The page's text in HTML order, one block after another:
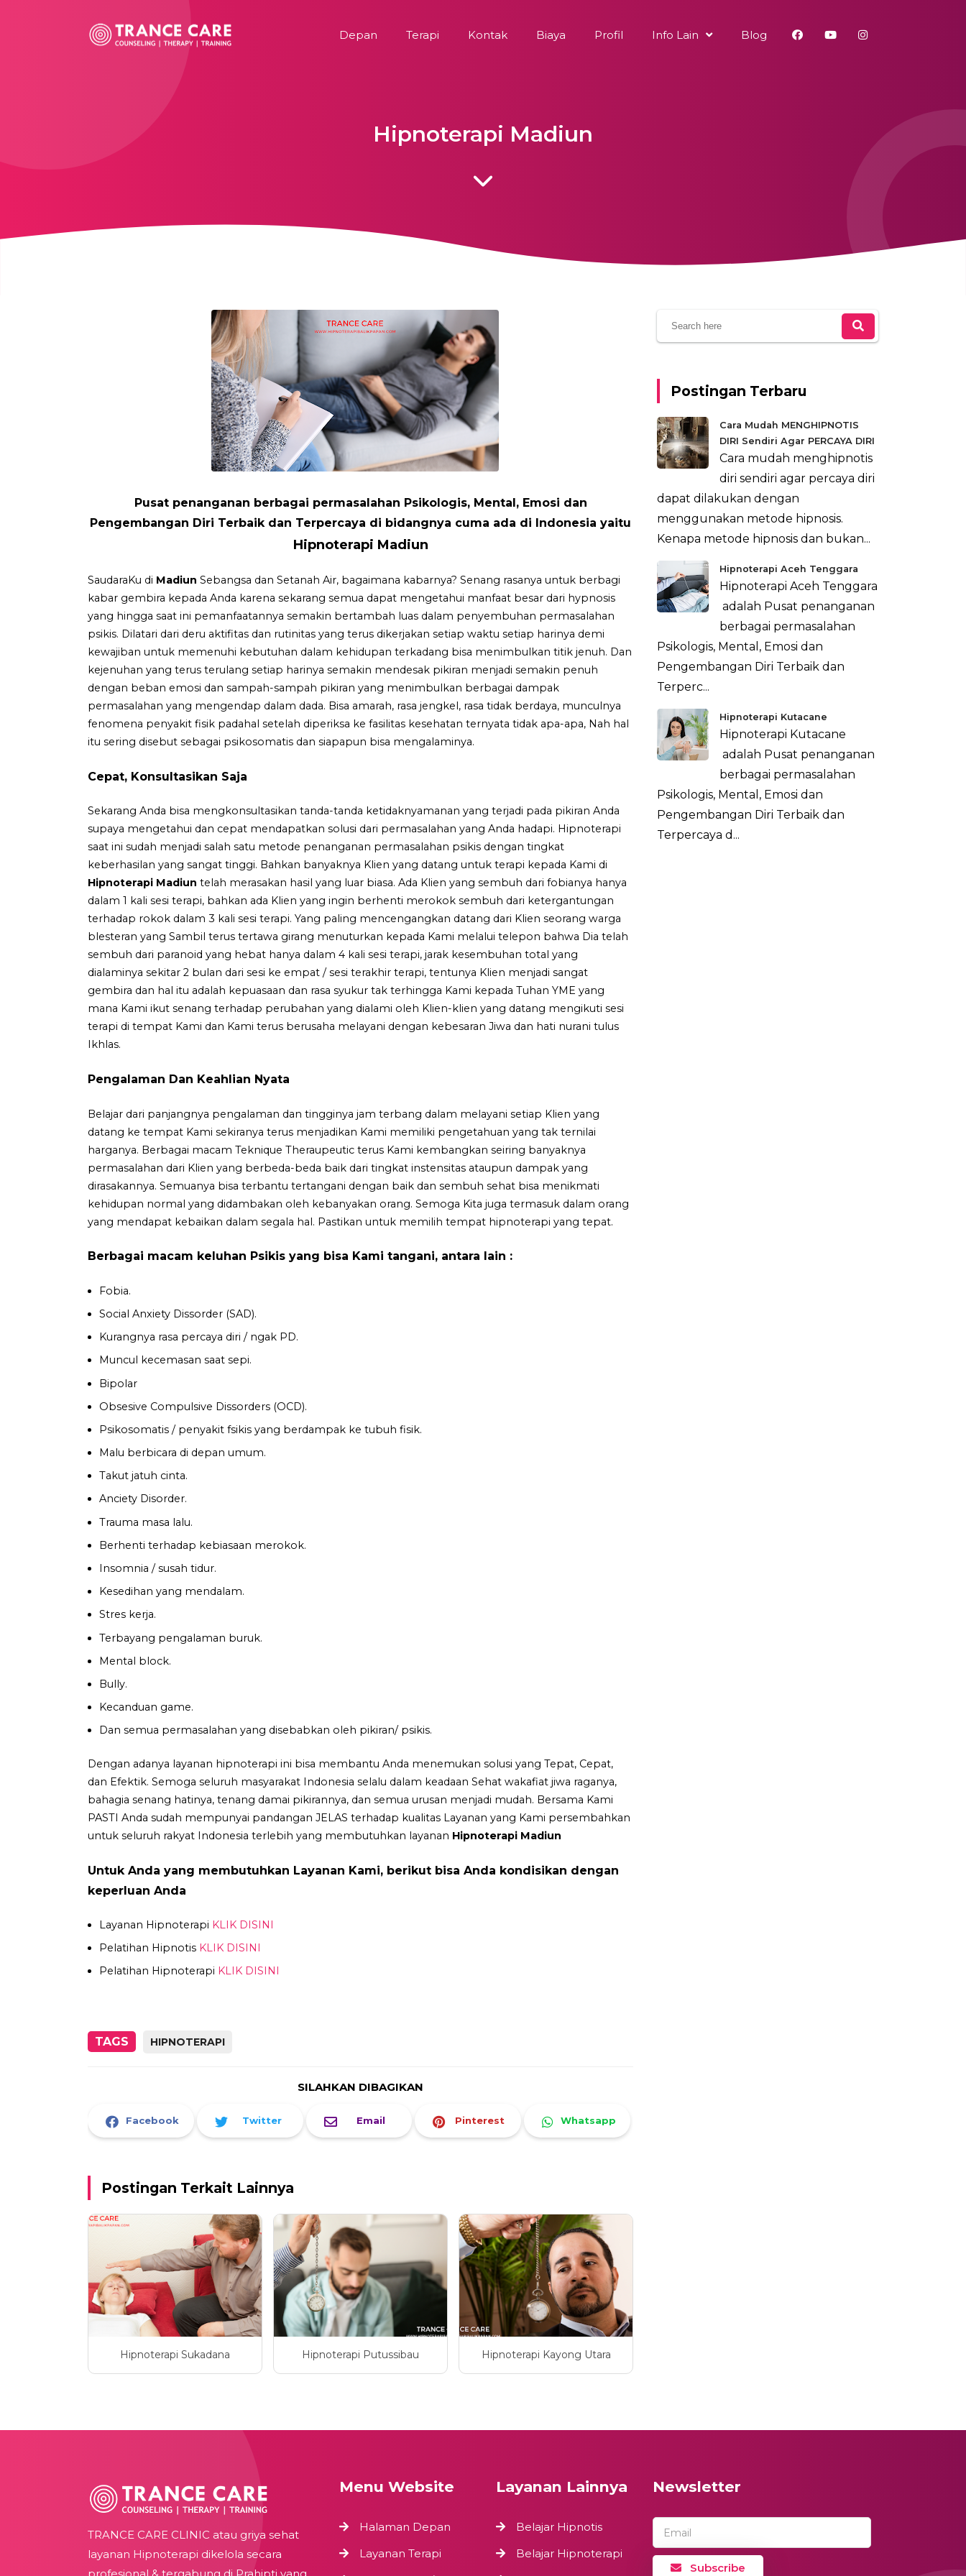
Depan Terapi Kontak Biaya Profil Info Lain Blog
Hipnoterapi Madiun
Pusat penanganan berbagai permasalahan Psikologis, Mental, Emosi dan
Pengembangan Diri Terbaik dan Terpercaya di bidangnya cuma ada di Indonesia yaitu
Hipnoterapi Madiun
SaudaraKu di Madiun Sebangsa dan Setanah Air, bagaimana kabarnya? Senang rasanya untuk berbagi
kabar gembira kepada Anda karena sekarang semua dapat mengetahui manfaat besar dari hypnosis
yang hingga saat ini pemanfaatannya semakin bertambah luas dalam penyembuhan permasalahan
psikis. Dilatari dari deru aktifitas dan rutinitas yang terus dikerjakan setiap waktu setiap harinya demi
kewajiban untuk memenuhi kebutuhan dalam kehidupan terkadang bisa menimbulkan titik jenuh. Dan
kejenuhan yang terus terulang setiap harinya semakin mendesak pikiran menjadi semakin penuh
dengan beban emosi dan sampah-sampah pikiran yang menimbulkan berbagai dampak
permasalahan yang mengendap dalam dada. Bisa amarah, rasa jengkel, rasa tidak berdaya, munculnya
fenomena penyakit fisik padahal setelah diperiksa ke fasilitas kesehatan ternyata tidak apa-apa, Nah hal
itu sering disebut sebagai psikosomatis dan siapapun bisa mengalaminya.
Cepat, Konsultasikan Saja
Sekarang Anda bisa mengkonsultasikan tanda-tanda ketidaknyamanan yang terjadi pada pikiran Anda
supaya mengetahui dan cepat mendapatkan solusi dari permasalahan yang Anda hadapi. Hipnoterapi
saat ini sudah menjadi salah satu metode penanganan permasalahan psikis dengan tingkat
keberhasilan yang sangat tinggi. Bahkan banyaknya Klien yang datang untuk terapi kepada Kami di
Hipnoterapi Madiun telah merasakan hasil yang luar biasa. Ada Klien yang sembuh dari fobianya hanya
dalam 1 kali sesi terapi, bahkan ada Klien yang ingin berhenti merokok sembuh dari ketergantungan
terhadap rokok dalam 3 kali sesi terapi. Yang paling mencengangkan datang dari Klien seorang warga
blesteran yang Sambil terus tertawa girang menuturkan kepada Kami melalui telepon bahwa Dia telah
sembuh dari paranoid yang hebat hanya dalam 4 kali sesi terapi, jarak kesembuhan total yang
dialaminya sekitar 2 bulan dari sesi ke empat / sesi terakhir terapi, tentunya Klien menjadi sangat
gembira dan hal itu adalah kepuasaan dan rasa syukur tak terhingga Kami kepada Tuhan YME yang
mana Kami ikut senang terhadap perubahan yang dialami oleh Klien-klien yang datang mengikuti sesi
terapi di tempat Kami dan Kami terus berusaha melayani dengan kebesaran Jiwa dan hati nurani tulus
Ikhlas.
Pengalaman Dan Keahlian Nyata
Belajar dari panjangnya pengalaman dan tingginya jam terbang dalam melayani setiap Klien yang
datang ke tempat Kami sekiranya terus menjadikan Kami memiliki pengetahuan yang tak ternilai
harganya. Berbagai macam Teknique Theraupeutic terus Kami kembangkan seiring banyaknya
permasalahan dari Klien yang berbeda-beda baik dari tingkat instensitas ataupun dampak yang
dirasakannya. Semuanya bisa terbantu tertangani dengan baik dan sembuh sehat bisa menikmati
kehidupan normal yang didambakan oleh kebanyakan orang. Semoga Kita juga termasuk dalam orang
yang mendapat kebaikan dalam segala hal. Pastikan untuk memilih tempat hipnoterapi yang tepat.
Berbagai macam keluhan Psikis yang bisa Kami tangani, antara lain :
Fobia.
Social Anxiety Dissorder (SAD).
Kurangnya rasa percaya diri / ngak PD.
Muncul kecemasan saat sepi.
Bipolar
Obsesive Compulsive Dissorders (OCD).
Psikosomatis / penyakit fsikis yang berdampak ke tubuh fisik.
Malu berbicara di depan umum.
Takut jatuh cinta.
Anciety Disorder.
Trauma masa lalu.
Berhenti terhadap kebiasaan merokok.
Insomnia / susah tidur.
Kesedihan yang mendalam.
Stres kerja.
Terbayang pengalaman buruk.
Mental block.
Bully.
Kecanduan game.
Dan semua permasalahan yang disebabkan oleh pikiran/ psikis.
Dengan adanya layanan hipnoterapi ini bisa membantu Anda menemukan solusi yang Tepat, Cepat,
dan Efektik. Semoga seluruh masyarakat Indonesia selalu dalam keadaan Sehat wakafiat jiwa raganya,
bahagia senang hatinya, tenang damai pikirannya, dan semua urusan menjadi mudah. Bersama Kami
PASTI Anda sudah mempunyai pandangan JELAS terhadap kualitas Layanan yang Kami persembahkan
untuk seluruh rakyat Indonesia terlebih yang membutuhkan layanan Hipnoterapi Madiun
Untuk Anda yang membutuhkan Layanan Kami, berikut bisa Anda kondisikan dengan
keperluan Anda
Layanan Hipnoterapi KLIK DISINI
Pelatihan Hipnotis KLIK DISINI
Pelatihan Hipnoterapi KLIK DISINI
TAGS HIPNOTERAPI
SILAHKAN DIBAGIKAN
Facebook Twitter Email Pinterest Whatsapp
Postingan Terkait Lainnya
Hipnoterapi Sukadana Hipnoterapi Putussibau Hipnoterapi Kayong Utara
Postingan Terbaru
Cara Mudah MENGHIPNOTIS
DIRI Sendiri Agar PERCAYA DIRI
Cara mudah menghipnotis
diri sendiri agar percaya diri
dapat dilakukan dengan
menggunakan metode hipnosis.
Kenapa metode hipnosis dan bukan...
Hipnoterapi Aceh Tenggara
Hipnoterapi Aceh Tenggara
adalah Pusat penanganan
berbagai permasalahan
Psikologis, Mental, Emosi dan
Pengembangan Diri Terbaik dan
Terperc...
Hipnoterapi Kutacane
Hipnoterapi Kutacane
adalah Pusat penanganan
berbagai permasalahan
Psikologis, Mental, Emosi dan
Pengembangan Diri Terbaik dan
Terpercaya d...
TRANCE CARE CLINIC atau griya sehat
layanan Hipnoterapi dikelola secara
profesional & tergabung di Prahipti yang
Menu Website
Halaman Depan
Layanan Terapi
Layanan Lainnya
Belajar Hipnotis
Belajar Hipnoterapi
Newsletter
Email
Subscribe